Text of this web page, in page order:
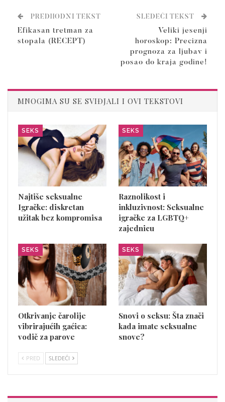
PREDHODNI TEKST
Efikasan tretman za
stopala (RECEPT)
SLEDEĆI TEKST
Veliki jesenji
horoskop: Precizna
prognoza za ljubav i
posao do kraja godine!
MNOGIMA SU SE SVIĐJALI I OVI TEKSTOVI
SEKS
Najtiše seksualne
Igračke: diskretan
užitak bez kompromisa
SEKS
Raznolikost i
inkluzivnost: Seksualne
igračke za LGBTQ+
zajednicu
SEKS
Otkrivanje čarolije
vibrirajućih gaćica:
vodič za parove
SEKS
Snovi o seksu: Šta znači
kada imate seksualne
snove?
PRED SLEDEĆI